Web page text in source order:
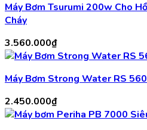
Máy Bơm Tsurumi 200w Cho
Cháy
3.560.000₫
Máy Bơm Strong Water RS
2.450.000₫